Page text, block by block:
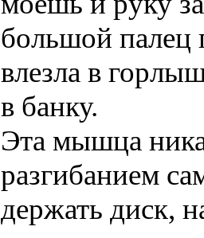
большой палец
влезла в
в банку.
Эта мышца
разгибанием
держать диск,